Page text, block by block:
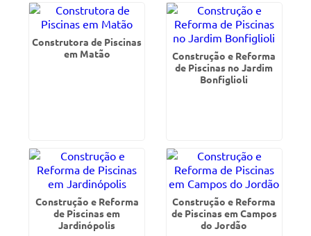
Construtora de Piscinas
em Matão
Construção e Reforma
de Piscinas no Jardim
Bonfiglioli
Construção e Reforma
de Piscinas em
Jardinópolis
Construção e Reforma
de Piscinas em Campos
do Jordão